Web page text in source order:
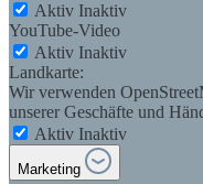
Aktiv Inaktiv
YouTube-Video
Aktiv Inaktiv
Landkarte:
Wir verwenden
unserer Geschäfte und
Aktiv Inaktiv
Marketing